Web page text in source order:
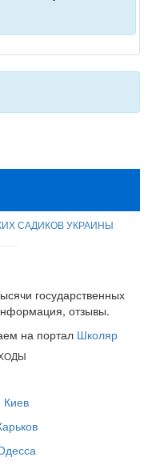
САДИКОВ УКРАИНЫ
государственных
отзывы.
на портал Школяр
Киев